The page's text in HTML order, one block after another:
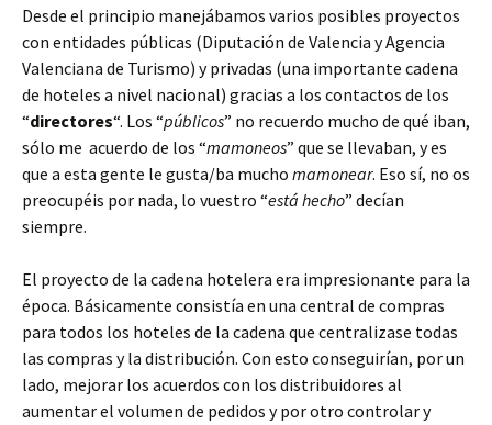
Desde el principio manejábamos varios posibles proyectos
con entidades públicas (Diputación de Valencia y Agencia
Valenciana de Turismo) y privadas (una importante cadena
de hoteles a nivel nacional) gracias a los contactos de los
“directores“. Los “públicos” no recuerdo mucho de qué iban,
sólo me acuerdo de los “mamoneos” que se llevaban, y es
que a esta gente le gusta/ba mucho mamonear. Eso sí, no os
preocupéis por nada, lo vuestro “está hecho” decían
siempre.
El proyecto de la cadena hotelera era impresionante para la
época. Básicamente consistía en una central de compras
para todos los hoteles de la cadena que centralizase todas
las compras y la distribución. Con esto conseguirían, por un
lado, mejorar los acuerdos con los distribuidores al
aumentar el volumen de pedidos y por otro controlar y